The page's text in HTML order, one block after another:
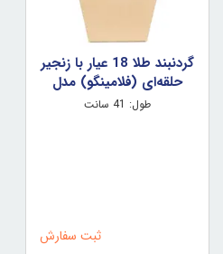
گردنبند طلا 18 عیار با زنجیر
حلقه‌ای (فلامینگو) مدل
حلقه های تیفانی گل شبدر
طول: 41 سانت
ثبت سفارش